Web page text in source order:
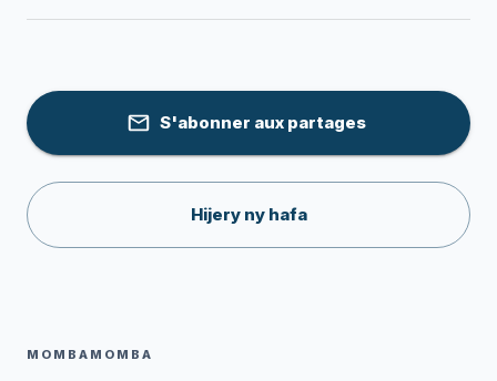
S'abonner aux partages
Hijery ny hafa
MOMBAMOMBA